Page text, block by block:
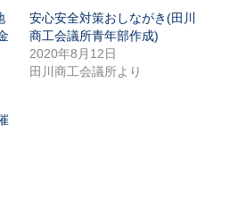
安心安全対策おしながき(田川
商工会議所青年部作成)
2020年8月12日
田川商工会議所より